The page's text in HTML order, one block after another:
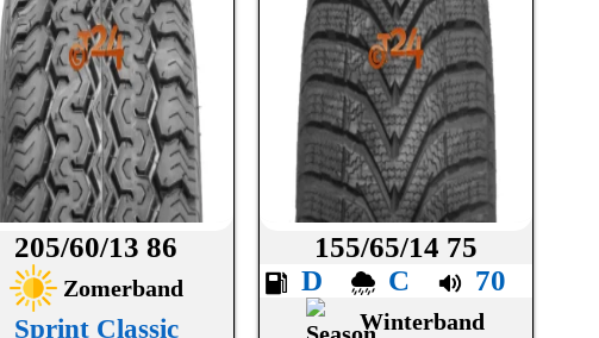
205/60/13 86
Zomerband
Sprint Classic
155/65/14 75
D
C 70
Winterband